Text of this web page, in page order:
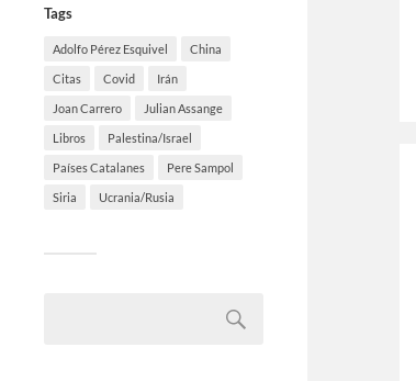
Tags
Adolfo Pérez Esquivel China
Citas Covid Irán
Joan Carrero Julian Assange
Libros Palestina/Israel
Países Catalanes Pere Sampol
Siria Ucrania/Rusia